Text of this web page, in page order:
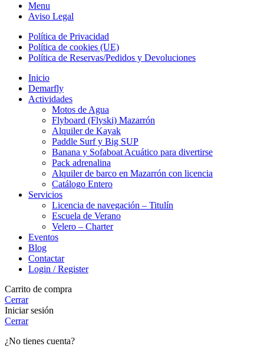
Menu
Aviso Legal
Política de Privacidad
Política de cookies (UE)
Política de Reservas/Pedidos y Devoluciones
Inicio
Demarfly
Actividades
Motos de Agua
Flyboard (Flyski) Mazarrón
Alquiler de Kayak
Paddle Surf y Big SUP
Banana y Sofaboat Acuático para divertirse
Pack adrenalina
Alquiler de barco en Mazarrón con licencia
Catálogo Entero
Servicios
Licencia de navegación – Titulín
Escuela de Verano
Velero – Charter
Eventos
Blog
Contactar
Login / Register
Carrito de compra
Cerrar
Iniciar sesión
Cerrar
¿No tienes cuenta?